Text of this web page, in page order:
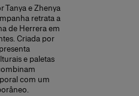
Tanya e Zhenya
retrata a
de Herrera em
Criada por
e paletas
com um